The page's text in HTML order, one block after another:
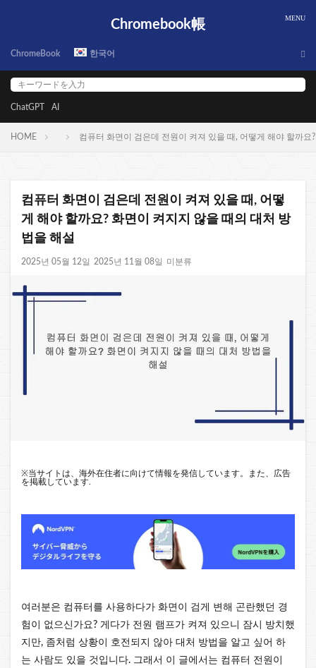
Chromebook帳
ChromeBook 한국어
ChatGPT AI
HOME 컴퓨터 화면이 검은데 전원이 켜져 있을 때, 어떻게 해야 할까
컴퓨터 화면이 검은데 전원이 켜져 있을 때, 어떻
게 해야 할까요? 화면이 켜지지 않을 때의 대처 방
법을 해설
2025년 05월 12일 2025년 11월 08일 미분류
※当サイトは、海外在住者に向けて情報を発信しています。また、広告
を掲載しています.
여러분은 컴퓨터를 사용하다가 화면이 검게 변해 곤란했던 경
험이 없으신가요? 게다가 전원 램프가 켜져 있으니 잠시 방치했
지만, 좀처럼 상황이 호전되지 않아 대처 방법을 알고 싶어 하
는 사람도 있을 것입니다. 그래서 이 글에서는 컴퓨터 전원이